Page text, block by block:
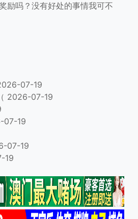
励吗？没有好处的事情我可不
07-19
2026-07-19
07-19
07-19
19